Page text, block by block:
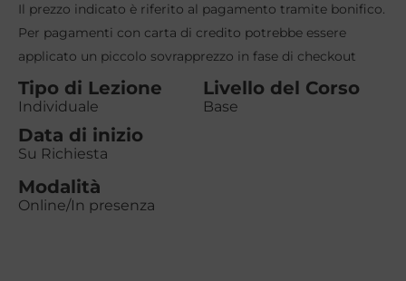
Gestionale
Paghe
e
Contributi
individuale
a
Il prezzo indicato è riferito al pagamento tramite bonifico.
Per pagamenti con carta di credito potrebbe essere
applicato un piccolo sovrapprezzo in fase di checkout
Tipo di Lezione
Individuale
Livello del Corso
Base
Data di inizio
Su Richiesta
Modalità
Online/In presenza